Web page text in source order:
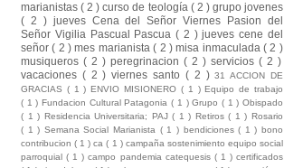
marianistas( 2 )curso de teología ( 2 ) grupo jovenes
( 2 ) jueves Cena del Señor Viernes Pasion del
Señor Vigilia Pascual Pascua( 2 )jueves cene del
señor( 2 )mes marianista( 2 )misa inmaculada ( 2 )
musiqueros ( 2 ) peregrinacion ( 2 ) servicios ( 2 )
vacaciones ( 2 )viernes santo ( 2 )31 ACCION DE
GRACIAS ( 1 )ENVIO MISIONERO ( 1 )Equipo de trabajo
( 1 )Fundacion Cultural Patagonia( 1 )Grupo ( 1 )Obispado
( 1 ) Residencia Universitaria; PAJ( 1 ) Retiros( 1 )Rosario
( 1 ) Semana Social Marianista ( 1 ) bendiciones( 1 )bono
contribucion( 1 )ca( 1 ) campaña sostenimiento equipo social
parroquial( 1 )campo pandemia catequesis ( 1 )certificados